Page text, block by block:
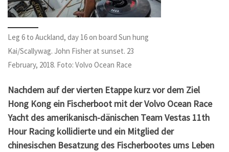
Leg 6 to Auckland, day 16 on board Sun hung
Kai/Scallywag. John Fisher at sunset. 23
February, 2018. Foto: Volvo Ocean Race
Nachdem auf der vierten Etappe kurz vor dem Ziel
Hong Kong ein Fischerboot mit der Volvo Ocean Race
Yacht des amerikanisch-dänischen Team Vestas 11th
Hour Racing kollidierte und ein Mitglied der
chinesischen Besatzung des Fischerbootes ums Leben